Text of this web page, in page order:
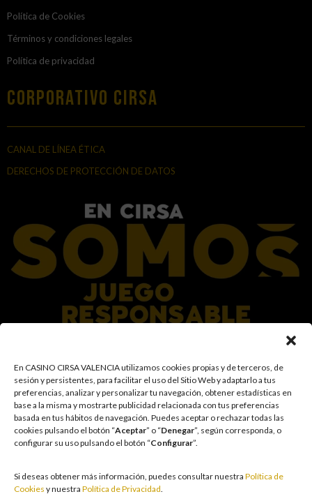
En CASINO CIRSA VALENCIA utilizamos cookies propias y de terceros, de
sesión y persistentes, para facilitar el uso del Sitio Web y adaptarlo a tus
preferencias, analizar y personalizar tu navegación, obtener estadísticas en
base a la misma y mostrarte publicidad relacionada con tus preferencias
basada en tus hábitos de navegación. Puedes aceptar o rechazar todas las
cookies pulsando el botón “Aceptar” o “Denegar”, según corresponda, o
configurar su uso pulsando el botón “Configurar”.
Si deseas obtener más información, puedes consultar nuestra Política de
Cookies y nuestra Política de Privacidad.
Política de Cookies
Términos y condiciones legales
Política de privacidad
Corporativo Cirsa
CANAL DE LÍNEA ÉTICA
DERECHOS DE PROTECCIÓN DE DATOS
En el Grupo CIRSA promovemos una actitud responsable hacia el juego,
garantizando un entorno seguro y transparente para nuestros clientes y
facilitamos medidas e información para que el juego sea siempre diversión y
entretenimiento, sin utilizarse como vía para afrontar problemas económicos
o emocionales. El acceso está prohibido a menores de 18 años y a las
personas con acceso restringido conforme a los registros de prohibición y/o
autoexclusión que resulten aplicables. También trabajamos para reforzar una
cultura de prevención y concienciación sobre los posibles trastornos
las circunstancias individuales. Asimismo, desarrollamos y mejoramos de
forma continuada nuestra Cultura de Juego Responsable mediante la